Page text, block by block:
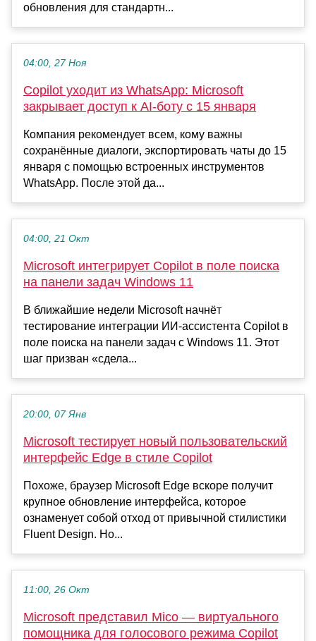
обновления для стандартн...
04:00, 27 Ноя
Copilot уходит из WhatsApp: Microsoft
закрывает доступ к AI-боту с 15 января
Компания рекомендует всем, кому важны
сохранённые диалоги, экспортировать чаты до 15
января с помощью встроенных инструментов
WhatsApp. После этой да...
04:00, 21 Окт
Microsoft интегрирует Copilot в поле поиска
на панели задач Windows 11
В ближайшие недели Microsoft начнёт
тестирование интеграции ИИ-ассистента Copilot в
поле поиска на панели задач с Windows 11. Этот
шаг призван «сдела...
20:00, 07 Янв
Microsoft тестирует новый пользовательский
интерфейс Edge в стиле Copilot
Похоже, браузер Microsoft Edge вскоре получит
крупное обновление интерфейса, которое
ознаменует собой отход от привычной стилистики
Fluent Design. Но...
11:00, 26 Окт
Microsoft представил Mico — виртуального
помощника для голосового режима Copilot